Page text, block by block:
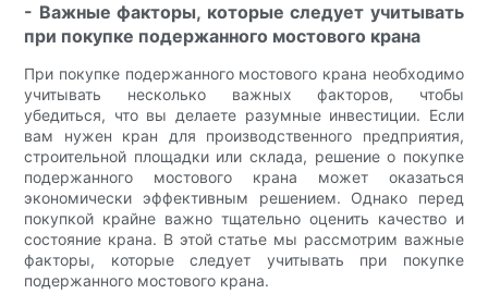
- Важные факторы, которые следует учитывать
при покупке подержанного мостового крана
При покупке подержанного мостового крана необходимо
учитывать несколько важных факторов, чтобы
убедиться, что вы делаете разумные инвестиции. Если
вам нужен кран для производственного предприятия,
строительной площадки или склада, решение о покупке
подержанного мостового крана может оказаться
экономически эффективным решением. Однако перед
покупкой крайне важно тщательно оценить качество и
состояние крана. В этой статье мы рассмотрим важные
факторы, которые следует учитывать при покупке
подержанного мостового крана.